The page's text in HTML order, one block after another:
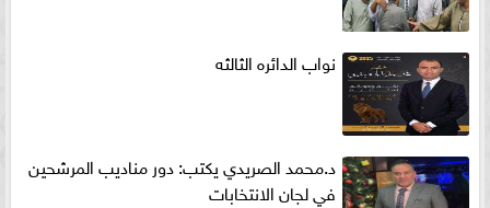
نواب الدائره الثالثه
د.محمد الصريدي يكتب: دور مناديب المرشحين
في لجان الانتخابات